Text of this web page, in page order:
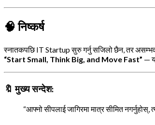
🧠निष्कर्ष
स्नातकपछि IT Startup सुरु गर्नु सजिलो छैन, तर असम्भव
“Start Small, Think Big, and Move Fast” —
🔖मुख्य सन्देश:
“आफ्नो सीपलाई जागिरमा मात्र सीमित